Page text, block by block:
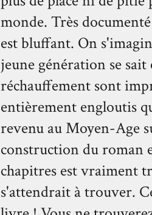
monde. Très
est bluffant. On
jeune génération se
réchauffement sont
entièrement engloutis
revenu au Moyen-Age
construction du roman
chapitres est vraiment
s'attendrait à trouver.